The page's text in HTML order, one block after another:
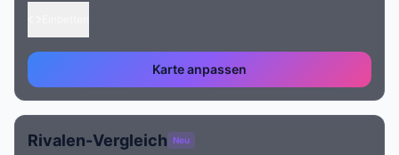
Karte anpassen
Rivalen-Vergleich Neu